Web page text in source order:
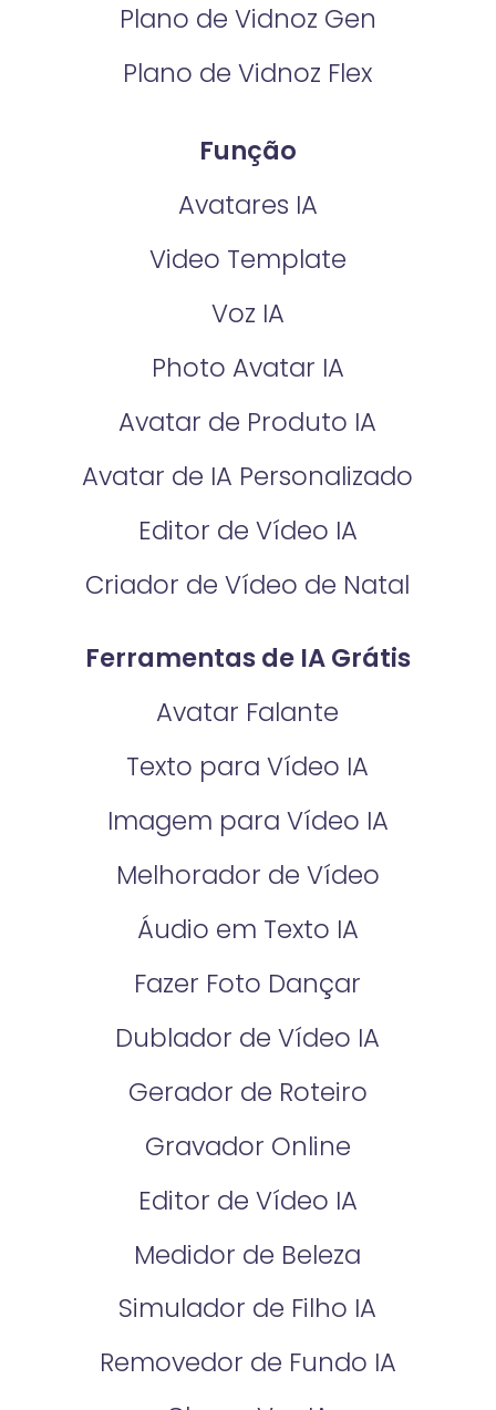
Plano de Vidnoz Gen
Plano de Vidnoz Flex
Função
Avatares IA
Video Template
Voz IA
Photo Avatar IA
Avatar de Produto IA
Avatar de IA Personalizado
Editor de Vídeo IA
Criador de Vídeo de Natal
Ferramentas de IA Grátis
Avatar Falante
Texto para Vídeo IA
Imagem para Vídeo IA
Melhorador de Vídeo
Áudio em Texto IA
Fazer Foto Dançar
Dublador de Vídeo IA
Gerador de Roteiro
Gravador Online
Editor de Vídeo IA
Medidor de Beleza
Simulador de Filho IA
Removedor de Fundo IA